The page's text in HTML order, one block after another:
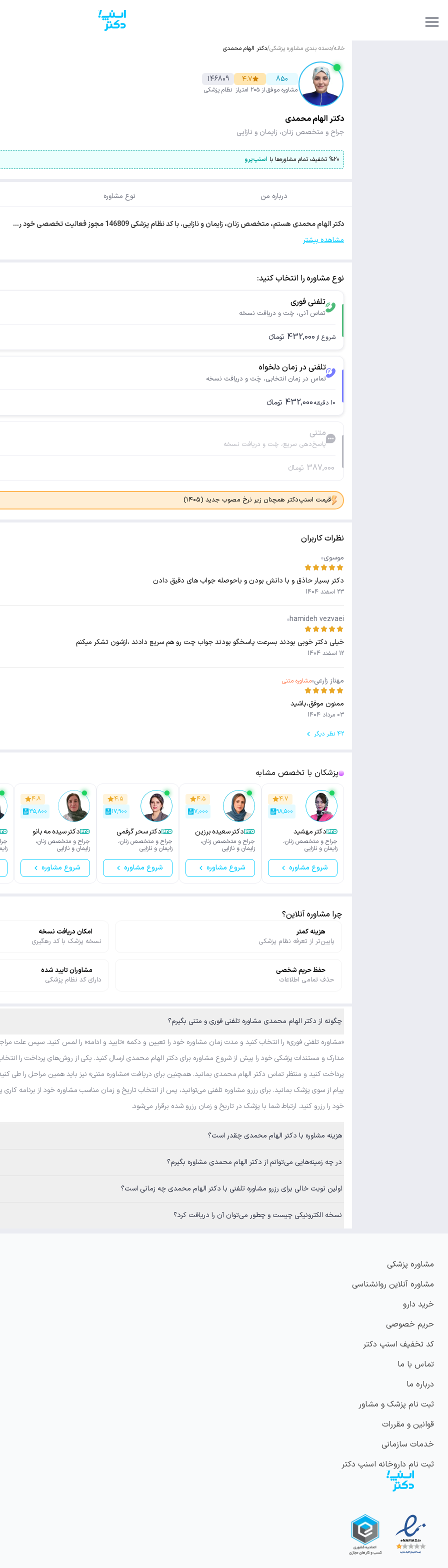
خانه/دسته بندی مشاوره پزشکی/دکتر الهام محمدی
850
مشاوره موفق
۴.۷
از ۲۰۵ امتیاز
146809
نظام پزشکی
دکتر الهام محمدی
جراح و متخصص زنان، زایمان و نازایی
%۲۰ تخفیف تمام مشاوره‌ها با اسنپ‌پرو
درباره من نوع مشاوره
دکتر الهام محمدی هستم، متخصص زنان، زایمان و نازایی. با کد نظام پزشکی 146809 مجوز فعالیت تخصصی خود ر…
مشاهده بیشتر
نوع مشاوره را انتخاب کنید:
تلفنی فوری
تماس آنی، چَت و دریافت نسخه
شروع از 432,000 تومانء
تلفنی در زمان دلخواه
تماس در زمان انتخابی، چَت و دریافت نسخه
10 دقیقه432,000 تومانء
متنی
پاسخ‌دهی سریع، چَت و دریافت نسخه
387,000 تومانء
قیمت اسنپ‌دکتر همچنان زیر نرخ مصوب جدید (۱۴۰۵)
نظرات کاربران
موسوی
دکتر بسیار حاذق و با دانش بودن و باحوصله جواب های دقیق دادن
23 اسفند 1404
hamideh vezvaei
خیلی دکتر خوبی بودند بسرعت پاسخگو بودند جواب چت رو هم سریع دادند ،ازشون تشکر میکنم
12 اسفند 1404
مهناز زارعی مشاوره متنی
ممنون موفق،باشید
03 مرداد 1404
42 نظر دیگر
پزشکان با تخصص مشابه
۴.۷
۹۸,۵۰۰
دکتر مهشید
احتشامی
جراح و متخصص زنان،
زایمان و نازایی
شروع مشاوره
۴.۵
۷,۰۰۰
دکتر سعیده برزین
تند
جراح و متخصص زنان،
زایمان و نازایی
شروع مشاوره
۴.۵
۱۷,۹۰۰
دکتر سحر گرفمی
جراح و متخصص زنان،
زایمان و نازایی
شروع مشاوره
۴.۸
۳۵,۸۰۰
دکتر سیده مه بانو
فرمانبر
جراح و متخصص زنان،
زایمان و نازایی
شروع مشاوره
چرا مشاوره آنلاین؟
هزینه کمتر
پایین‌تر از تعرفه نظام پزشکی
امکان دریافت نسخه
نسخه پزشک با کد رهگیری
حفظ حریم شخصی
حذف تمامی اطلاعات
مشاوران تایید شده
دارای کد نظام پزشکی
چگونه از دکتر الهام محمدی مشاوره تلفنی فوری و متنی بگیرم؟
«مشاوره تلفنی فوری» را انتخاب کنید و مدت زمان مشاوره خود را تعیین و دکمه «تایید و ادامه» را لمس کنید. سپس علت
مدارک و مستندات پزشکی خود را پیش از شروع مشاوره برای دکتر الهام محمدی ارسال کنید. یکی از روش‌های پرداخت را
پرداخت کنید و منتظر تماس دکتر الهام محمدی بمانید. همچنین برای دریافت «مشاوره متنی» نیز باید همین مراحل را طی
پیام از سوی پزشک بمانید. برای رزرو مشاوره تلفنی می‌توانید، پس از انتخاب تاریخ و زمان مناسب مشاوره خود از برنامه
خود را رزرو کنید. ارتباط شما با پزشک در تاریخ و زمان رزرو شده برقرار می‌شود.
هزینه مشاوره با دکتر الهام محمدی چقدر است؟
در چه زمینه‌هایی می‌توانم از دکتر الهام محمدی مشاوره بگیرم؟
اولین نوبت خالی برای رزرو مشاوره تلفنی با دکتر الهام محمدی چه زمانی است؟
نسخه الکترونیکی چیست و چطور می‌توان آن را دریافت کرد؟
مشاوره پزشکی
مشاوره آنلاین روانشناسی
خرید دارو
حریم خصوصی
کد تخفیف اسنپ دکتر
تماس با ما
درباره ما
ثبت نام پزشک و مشاور
قوانین و مقررات
خدمات سازمانی
ثبت نام داروخانه اسنپ دکتر